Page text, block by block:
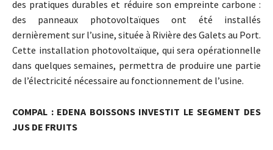
des pratiques durables et réduire son empreinte carbone :
des panneaux photovoltaïques ont été installés
dernièrement sur l’usine, située à Rivière des Galets au Port.
Cette installation photovoltaïque, qui sera opérationnelle
dans quelques semaines, permettra de produire une partie
de l’électricité nécessaire au fonctionnement de l’usine.
COMPAL : EDENA BOISSONS INVESTIT LE SEGMENT DES
JUS DE FRUITS